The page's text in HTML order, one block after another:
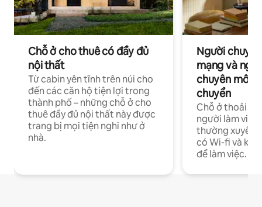
Chỗ ở cho thuê có đầy đủ
nội thất
Từ cabin yên tĩnh trên núi cho
đến các căn hộ tiện lợi trong
thành phố – những chỗ ở cho
thuê đầy đủ nội thất này được
trang bị mọi tiện nghi như ở
nhà.
Người
mạng và
chuyên môn
chuyển
Chỗ ở thoải
người làm việc
thường xuyên
có Wi-fi và
để làm việc.